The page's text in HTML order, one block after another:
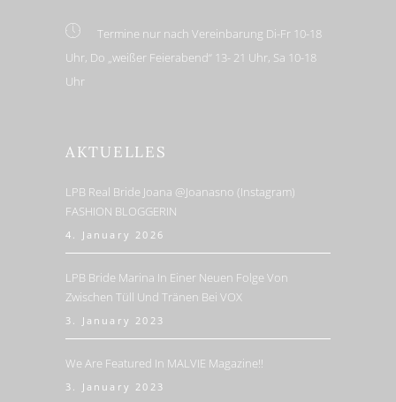
Termine nur nach Vereinbarung Di-Fr 10-18
Uhr, Do „weißer Feierabend“ 13- 21 Uhr, Sa 10-18
Uhr
AKTUELLES
LPB Real Bride Joana @joanasno (Instagram)
FASHION BLOGGERIN
4. January 2026
LPB Bride Marina In Einer Neuen Folge Von
Zwischen Tüll Und Tränen Bei VOX
3. January 2023
We Are Featured In MALVIE Magazine!!
3. January 2023